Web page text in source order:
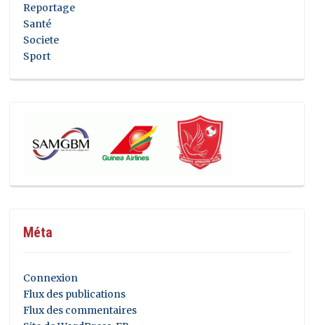
Reportage
Santé
Societe
Sport
Méta
Connexion
Flux des publications
Flux des commentaires